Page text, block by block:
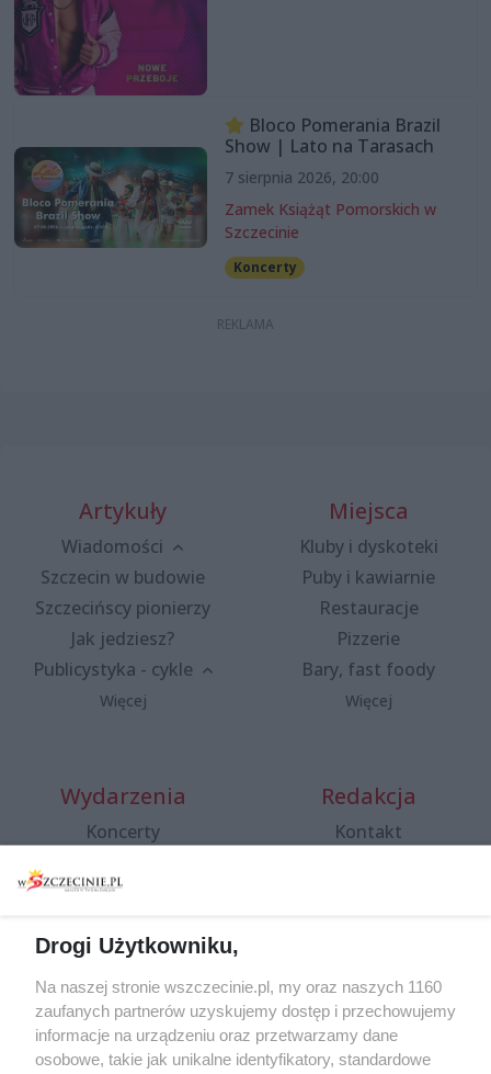
Bloco Pomerania Brazil
Show | Lato na Tarasach
7 sierpnia 2026, 20:00
Zamek Książąt Pomorskich w
Szczecinie
Koncerty
Artykuły
Wiadomości
Szczecin w budowie
Szczecińscy pionierzy
Jak jedziesz?
Publicystyka - cykle
Więcej
Miejsca
Kluby i dyskoteki
Puby i kawiarnie
Restauracje
Pizzerie
Bary, fast foody
Więcej
Wydarzenia
Koncerty
Spacery i oprowadzania
targi
Wernisaże
Więcej
Redakcja
Kontakt
Specjalny koncert z okazji
20. urodzin portalu
wSzczecinie.pl
Regulamin konkursów
Drogi Użytkowniku,
Na naszej stronie wszczecinie.pl, my oraz naszych 1160
zaufanych partnerów uzyskujemy dostęp i przechowujemy
informacje na urządzeniu oraz przetwarzamy dane
osobowe, takie jak unikalne identyfikatory, standardowe